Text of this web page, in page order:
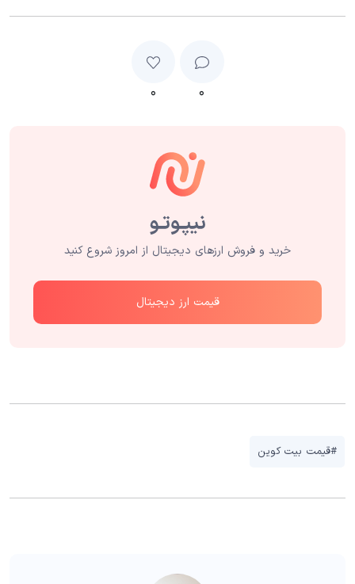
۰ ۰
خرید و فروش ارزهای دیجیتال از امروز شروع کنید
قیمت ارز دیجیتال
#قیمت بیت کوین